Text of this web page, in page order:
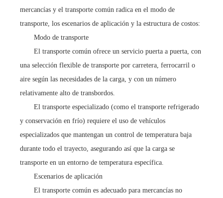
mercancías y el transporte común radica en el modo de
transporte, los escenarios de aplicación y la estructura de costos:
Modo de transporte
El transporte común ofrece un servicio puerta a puerta, con
una selección flexible de transporte por carretera, ferrocarril o
aire según las necesidades de la carga, y con un número
relativamente alto de transbordos.
El transporte especializado (como el transporte refrigerado
y conservación en frío) requiere el uso de vehículos
especializados que mantengan un control de temperatura baja
durante todo el trayecto, asegurando así que la carga se
transporte en un entorno de temperatura específica.
Escenarios de aplicación
El transporte común es adecuado para mercancías no